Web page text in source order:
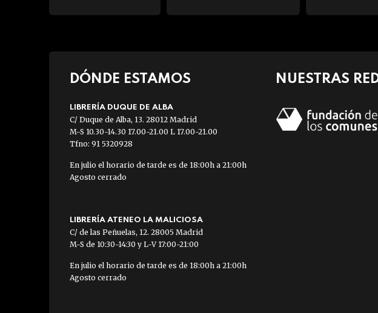
DÓNDE ESTAMOS
LIBRERÍA DUQUE DE ALBA
C/ Duque de Alba, 13. 28012 Madrid
M-S 10.30-14.30 17.00-21.00 L 17.00-21.00
Tfno: 91 5320928
En julio el horario de tarde es de 18:00h a 21:00h
Agosto cerrado
LIBRERÍA ATENEO LA MALICIOSA
C/ de las Peñuelas, 12. 28005 Madrid
M-S de 10:30-14:30 y L-V 17:00-21:00
En julio el horario de tarde es de 18:00h a 21:00h
Agosto cerrado
NUESTRAS